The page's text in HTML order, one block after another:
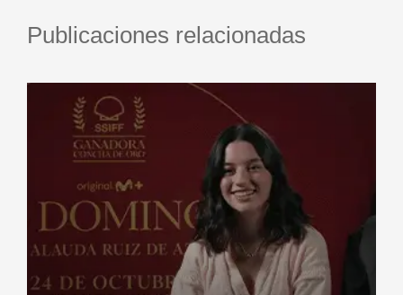
Publicaciones relacionadas